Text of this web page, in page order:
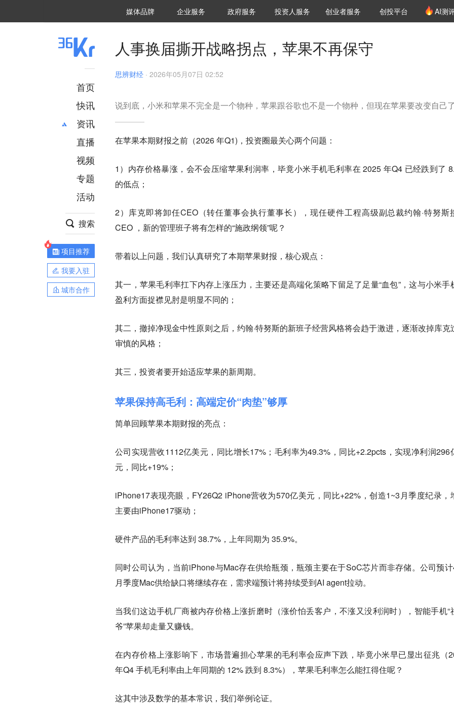
媒体品牌 36Kr研究院
企业服务 城市之窗
政府服务 VClub投资机构库
投资机构职位推介
投资人服务 创投氪堂
创业者服务 创投平台 AI测
首页
快讯
资讯
推荐
财经
项目推荐
安徽
直播
视频
专题
活动
搜索
项目推荐
我要入驻
城市合作
人事换届撕开战略拐点，苹果不再保守
思辨财经 · 2026年05月07日 02:52
说到底，小米和苹果不完全是一个物种，苹果跟谷歌也不是一个物种，但现在苹果要改变自己了
在苹果本期财报之前（2026 年Q1)，投资圈最关心两个问题：
1）内存价格暴涨，会不会压缩苹果利润率，毕竟小米手机毛利率在 2025 年Q4 已经跌到了
的低点；
2）库克即将卸任CEO（转任董事会执行董事长），现任硬件工程高级副总裁约翰·特努斯
CEO ，新的管理班子将有怎样的“施政纲领”呢？
带着以上问题，我们认真研究了本期苹果财报，核心观点：
其一，苹果毛利率扛下内存上涨压力，主要还是高端化策略下留足了足量“血包”，这与小米手
盈利方面捉襟见肘是明显不同的；
其二，撤掉净现金中性原则之后，约翰·特努斯的新班子经营风格将会趋于激进，逐渐改掉库克
审慎的风格；
其三，投资者要开始适应苹果的新周期。
苹果保持高毛利：高端定价“肉垫”够厚
简单回顾苹果本期财报的亮点：
公司实现营收1112亿美元，同比增长17%；毛利率为49.3%，同比+2.2pcts，实现净利润296
元，同比+19%；
iPhone17表现亮眼，FY26Q2 iPhone营收为570亿美元，同比+22%，创造1~3月季度纪录，
主要由iPhone17驱动；
硬件产品的毛利率达到 38.7%，上年同期为 35.9%。
同时公司认为，当前iPhone与Mac存在供给瓶颈，瓶颈主要在于SoC芯片而非存储。公司预
月季度Mac供给缺口将继续存在，需求端预计将持续受到AI agent拉动。
当我们这边手机厂商被内存价格上涨折磨时（涨价怕丢客户，不涨又没利润时），智能手机“
爷”苹果却走量又赚钱。
在内存价格上涨影响下，市场普遍担心苹果的毛利率会应声下跌，毕竟小米早已显出征兆（
年Q4 手机毛利率由上年同期的 12% 跌到 8.3%），苹果毛利率怎么能扛得住呢？
这其中涉及数学的基本常识，我们举例论证。